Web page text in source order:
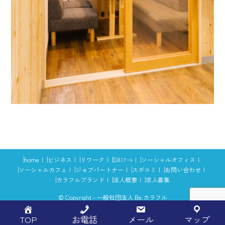
home ビジネス リワーク DXｽｸｰﾙ
ソーシャルオフィス
ソーシャルカフェ
ジョブパートナー スポコミ
お問い合わせ
カラフルブランド
法人概要 求人募集
© Copyright - 一般社団法人 Be.カラフル
TOP お電話 メール マップ